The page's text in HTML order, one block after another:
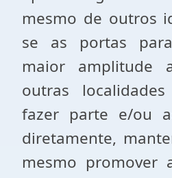
mesmo de outros
se as portas
maior amplitude
outras
fazer parte e/ou
diretamente,
mesmo promover